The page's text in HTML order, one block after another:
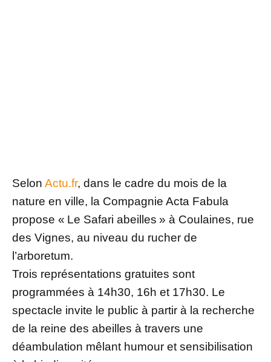
Selon Actu.fr, dans le cadre du mois de la
nature en ville, la Compagnie Acta Fabula
propose « Le Safari abeilles » à Coulaines, rue
des Vignes, au niveau du rucher de
l’arboretum.
Trois représentations gratuites sont
programmées à 14h30, 16h et 17h30. Le
spectacle invite le public à partir à la recherche
de la reine des abeilles à travers une
déambulation mêlant humour et sensibilisation